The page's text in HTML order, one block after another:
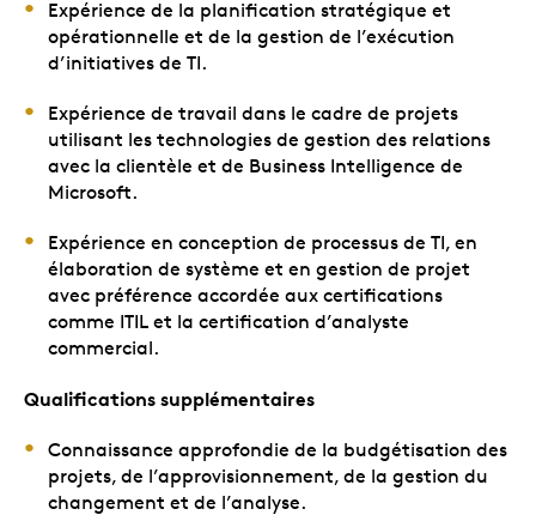
Expérience de la planification stratégique et
opérationnelle et de la gestion de l’exécution
d’initiatives de TI.
Expérience de travail dans le cadre de projets
utilisant les technologies de gestion des relations
avec la clientèle et de Business Intelligence de
Microsoft.
Expérience en conception de processus de TI, en
élaboration de système et en gestion de projet
avec préférence accordée aux certifications
comme ITIL et la certification d’analyste
commercial.
Qualifications supplémentaires
Connaissance approfondie de la budgétisation des
projets, de l’approvisionnement, de la gestion du
changement et de l’analyse.